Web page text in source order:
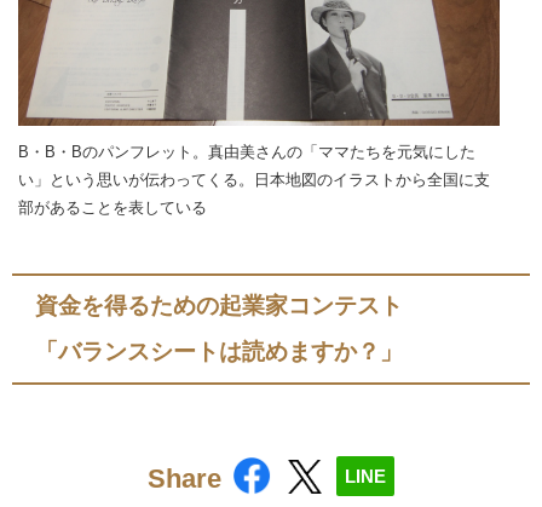
B・B・Bのパンフレット。真由美さんの「ママたちを元気にした
い」という思いが伝わってくる。日本地図のイラストから全国に支
部があることを表している
資金を得るための起業家コンテスト
「バランスシートは読めますか？」
Share LINE